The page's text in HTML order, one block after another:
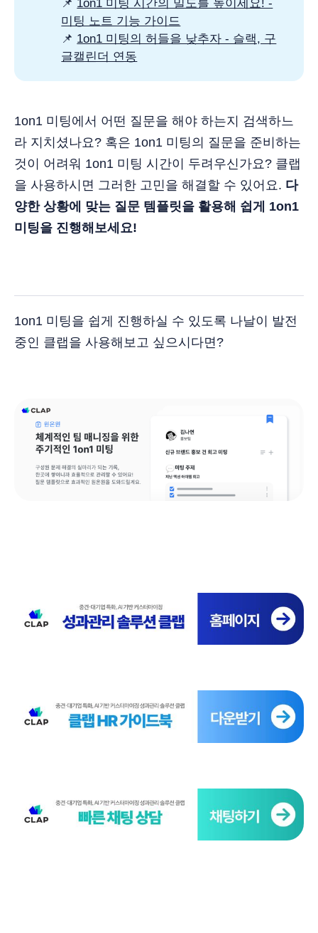
📌 1on1 미팅 시간의 밀도를 높이세요! -
미팅 노트 기능 가이드
📌 1on1 미팅의 허들을 낮추자 - 슬랙, 구
글캘린더 연동
1on1 미팅에서 어떤 질문을 해야 하는지 검색하느
라 지치셨나요? 혹은 1on1 미팅의 질문을 준비하는
것이 어려워 1on1 미팅 시간이 두려우신가요? 클랩
을 사용하시면 그러한 고민을 해결할 수 있어요. 다
양한 상황에 맞는 질문 템플릿을 활용해 쉽게 1on1
미팅을 진행해보세요!
1on1 미팅을 쉽게 진행하실 수 있도록 나날이 발전
중인 클랩을 사용해보고 싶으시다면?